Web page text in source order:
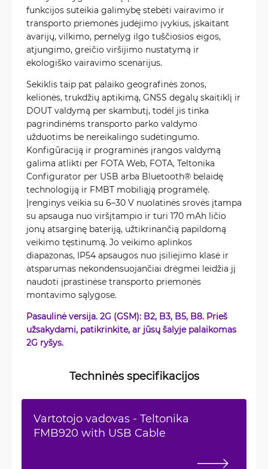
funkcijos suteikia galimybę stebėti vairavimo ir
transporto priemonės judėjimo įvykius, įskaitant
avarijų, vilkimo, pernelyg ilgo tuščiosios eigos,
atjungimo, greičio viršijimo nustatymą ir
ekologiško vairavimo scenarijus.
Sekiklis taip pat palaiko geografinės zonos,
kelionės, trukdžių aptikimą, GNSS degalų skaitiklį ir
DOUT valdymą per skambutį, todėl jis tinka
pagrindinėms transporto parko valdymo
užduotims be nereikalingo sudėtingumo.
Konfigūraciją ir programinės įrangos valdymą
galima atlikti per FOTA Web, FOTA, Teltonika
Configurator per USB arba Bluetooth® belaidę
technologiją ir FMBT mobiliąją programėlę.
Įrenginys veikia su 6–30 V nuolatinės srovės įtampa
su apsauga nuo viršįtampio ir turi 170 mAh ličio
jonų atsarginę bateriją, užtikrinančią papildomą
veikimo tęstinumą. Jo veikimo aplinkos
diapazonas, IP54 apsaugos nuo įsiliejimo klasė ir
atsparumas nekondensuojančiai drėgmei leidžia jį
naudoti įprastinėse transporto priemonės
montavimo sąlygose.
Pasaulinė versija. 2G (GSM): B2, B3, B5, B8. Prieš
užsakydami, patikrinkite, ar jūsų šalyje palaikomas
2G ryšys.
Techninės specifikacijos
Vartotojo vadovas - Teltonika
FMB920 with USB Cable